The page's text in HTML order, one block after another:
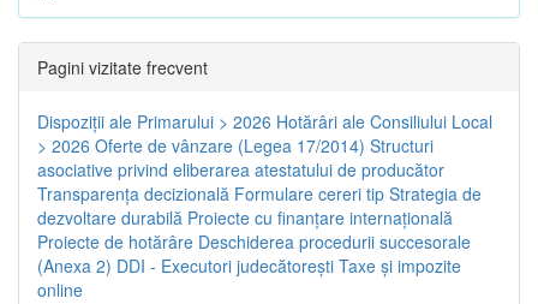
Pagini vizitate frecvent
Dispoziţii ale Primarului > 2026 Hotărâri ale Consiliului Local
> 2026 Oferte de vânzare (Legea 17/2014) Structuri
asociative privind eliberarea atestatului de producător
Transparenţa decizională Formulare cereri tip Strategia de
dezvoltare durabilă Proiecte cu finanţare internaţională
Proiecte de hotărâre Deschiderea procedurii succesorale
(Anexa 2) DDI - Executori judecătorești Taxe şi impozite
online